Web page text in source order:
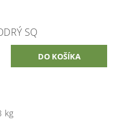
SQ
kg